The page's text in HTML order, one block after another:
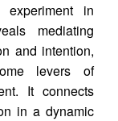
experiment in
mediating
and intention,
levers of
It connects
in a dynamic